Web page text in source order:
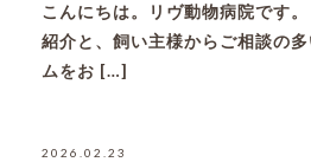
こんにちは。リヴ動物病院です
紹介と、飼い主様からご相談の
ムをお […]
2026.02.23